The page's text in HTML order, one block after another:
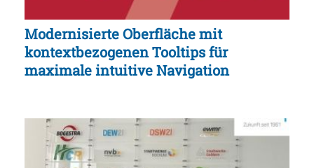
Modernisierte Oberfläche mit
kontextbezogenen Tooltips für
maximale intuitive Navigation